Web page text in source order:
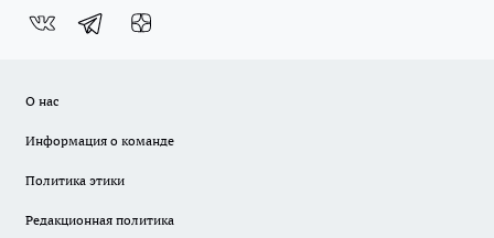
О нас
Информация о команде
Политика этики
Редакционная политика